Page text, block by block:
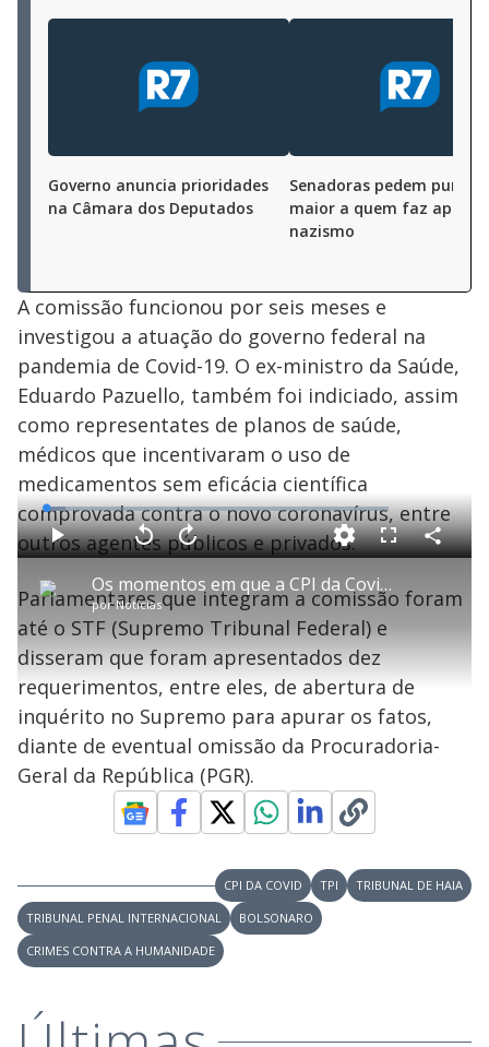
Governo anuncia prioridades
na Câmara dos Deputados
Senadoras pedem
maior a quem faz
nazismo
A comissão funcionou por seis meses e
investigou a atuação do governo federal na
pandemia de Covid-19. O ex-ministro da Saúde,
Eduardo Pazuello, também foi indiciado, assim
como representates de planos de saúde,
médicos que incentivaram o uso de
medicamentos sem eficácia científica
comprovada contra o novo coronavírus, entre
outros agentes públicos e privados.
P
l
a
y
V
i
d
Os momentos em que a CPI da Covid virou treta
porNotícias
P V
t
a
r
0
s
n
d
o
s
A
a
n
ç
a
1
s
e
u
n
o
L
o
a
d
e
5
.
6
8
%
F
l
s
c
C
o
a
r
Parlamentares que integram a comissão foram
até o STF (Supremo Tribunal Federal) e
disseram que foram apresentados dez
requerimentos, entre eles, de abertura de
inquérito no Supremo para apurar os fatos,
diante de eventual omissão da Procuradoria-
Geral da República (PGR).
CPI DA COVID TPI
TRIBUNAL DE HAIA
TRIBUNAL PENAL INTERNACIONAL
BOLSONARO
CRIMES CONTRA A HUMANIDADE